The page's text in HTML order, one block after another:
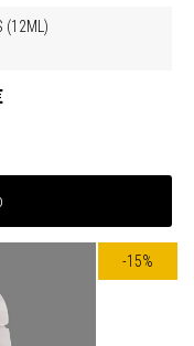
(12ML)
-15%